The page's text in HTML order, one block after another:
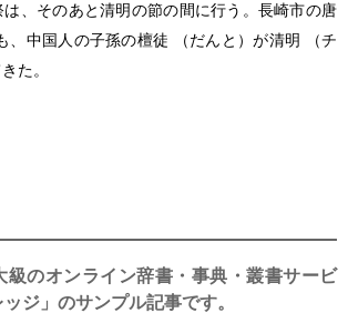
、そのあと清明の節の間に行う。長崎市の唐
、中国人の子孫の檀徒 （だんと）が清明 （チ
た。
級のオンライン辞書・事典・叢書サービ
ジ」のサンプル記事です。